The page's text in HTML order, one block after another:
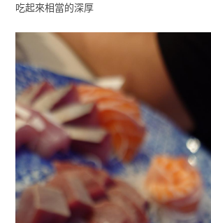
吃起來相當的深厚